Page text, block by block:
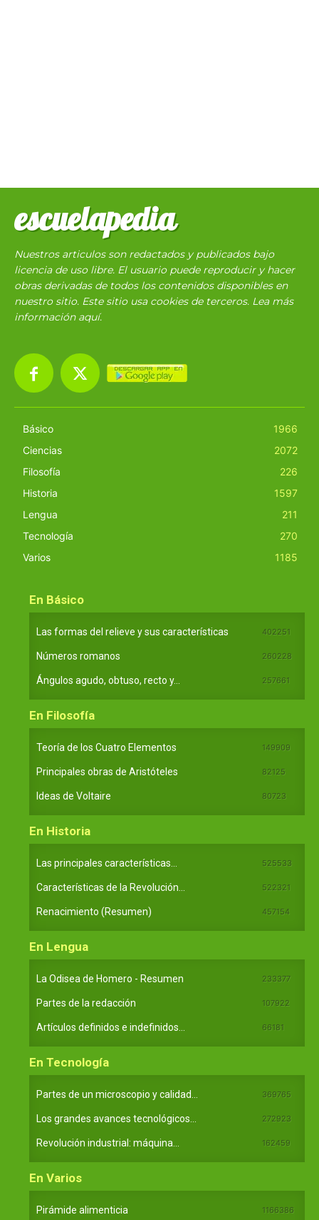
escuelapedia
Nuestros articulos son redactados y publicados bajo
licencia de uso libre. El usuario puede reproducir y hacer
obras derivadas de todos los contenidos disponibles en
nuestro sitio. Este sitio usa cookies de terceros. Lea más
información aquí.
Básico
1966
Ciencias
2072
Filosofía
226
Historia
1597
Lengua
211
Tecnología
270
Varios
1185
En Básico
Las formas del relieve y sus características 402251
Números romanos 260228
Ángulos agudo, obtuso, recto y... 257661
En Filosofía
Teoría de los Cuatro Elementos 149909
Principales obras de Aristóteles 82125
Ideas de Voltaire 80723
En Historia
Las principales características... 525533
Características de la Revolución... 522321
Renacimiento (Resumen) 457154
En Lengua
La Odisea de Homero - Resumen 233377
Partes de la redacción 107922
Artículos definidos e indefinidos... 66181
En Tecnología
Partes de un microscopio y calidad... 369765
Los grandes avances tecnológicos... 272923
Revolución industrial: máquina... 162459
En Varios
Pirámide alimenticia 1166386